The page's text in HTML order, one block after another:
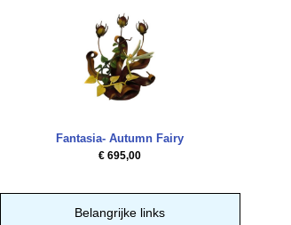
Fantasia- Autumn Fairy
€ 695,00
Belangrijke links